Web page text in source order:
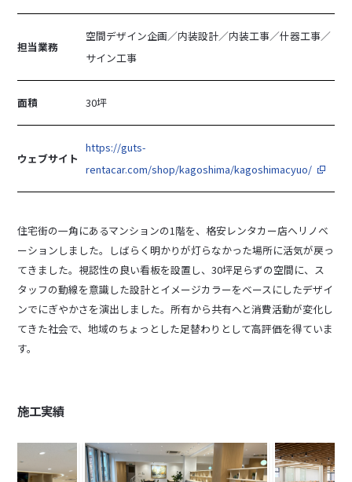
担当業務
空間デザイン企画／内装設計／内装工事／什器工事／
サイン工事
面積 30坪
ウェブサイト
https://guts-
rentacar.com/shop/kagoshima/kagoshimacyuo/
住宅街の一角にあるマンションの1階を、格安レンタカー店へリノベ
ーションしました。しばらく明かりが灯らなかった場所に活気が戻っ
てきました。視認性の良い看板を設置し、30坪足らずの空間に、ス
タッフの動線を意識した設計とイメージカラーをベースにしたデザイ
ンでにぎやかさを演出しました。所有から共有へと消費活動が変化し
てきた社会で、地域のちょっとした足替わりとして高評価を得ていま
す。
施工実績